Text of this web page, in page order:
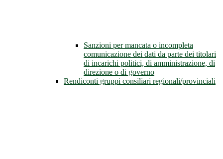
Sanzioni per mancata o incompleta
comunicazione dei dati da parte dei titolari
di incarichi politici, di amministrazione, di
direzione o di governo
Rendiconti gruppi consiliari regionali/provinciali